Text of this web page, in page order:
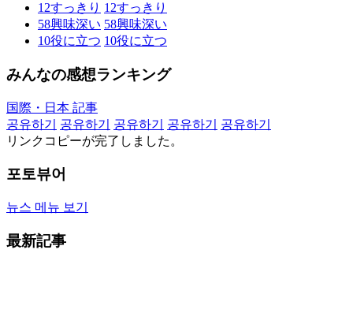
12すっきり 12すっきり
58興味深い 58興味深い
10役に立つ 10役に立つ
みんなの感想ランキング
国際・日本 記事
공유하기
공유하기 공유하기 공유하기
공유하기
リンクコピーが完了しました。
포토뷰어
뉴스 메뉴 보기
最新記事